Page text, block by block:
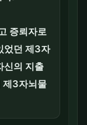
증뢰자로
었던 제3자
신의 지출
제3자뇌물